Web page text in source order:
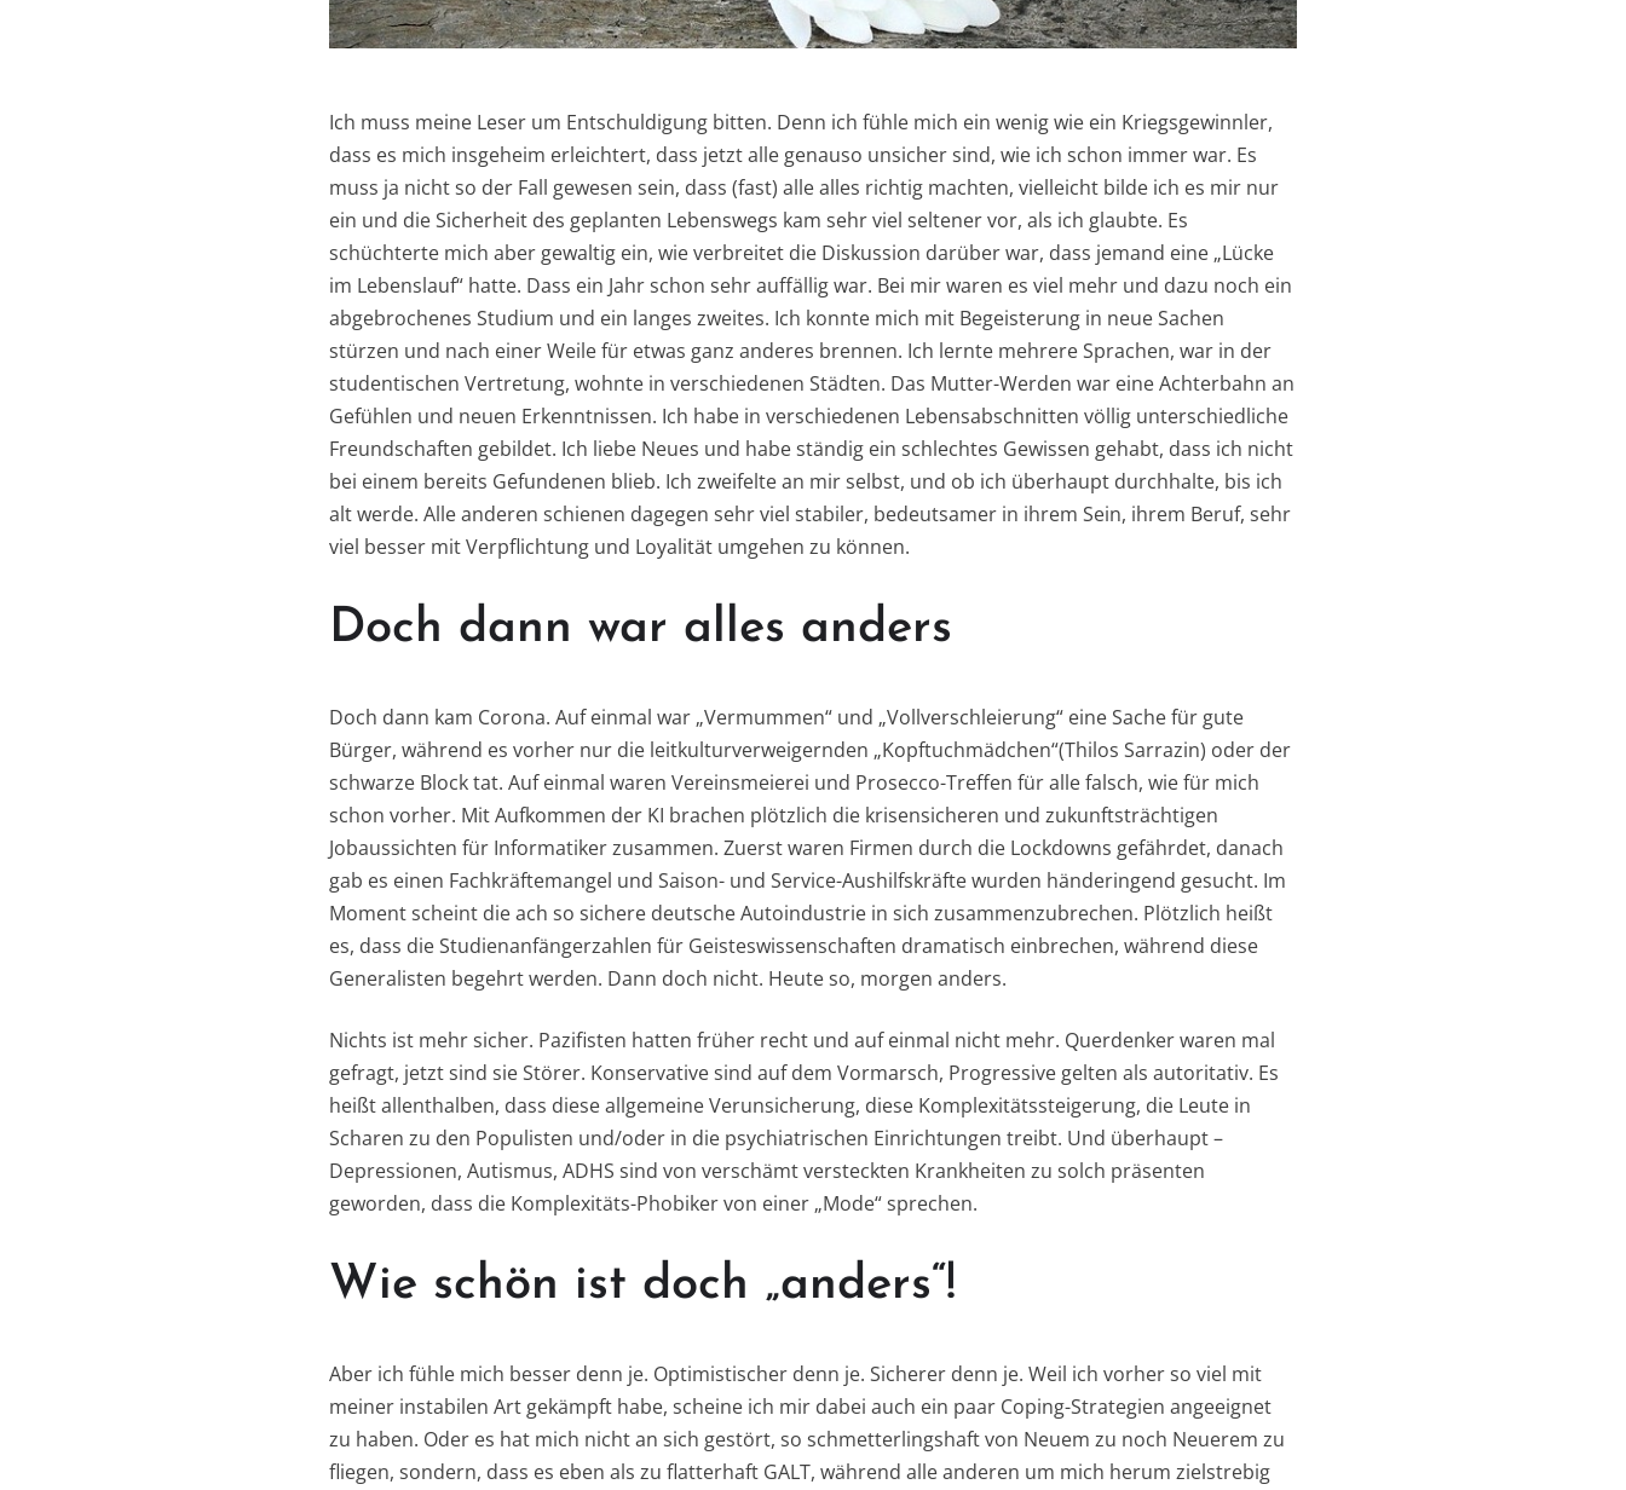
Ich muss meine Leser um Entschuldigung bitten. Denn ich fühle mich ein wenig wie ein Kriegsgewinnler,
dass es mich insgeheim erleichtert, dass jetzt alle genauso unsicher sind, wie ich schon immer war. Es
muss ja nicht so der Fall gewesen sein, dass (fast) alle alles richtig machten, vielleicht bilde ich es mir nur
ein und die Sicherheit des geplanten Lebenswegs kam sehr viel seltener vor, als ich glaubte. Es
schüchterte mich aber gewaltig ein, wie verbreitet die Diskussion darüber war, dass jemand eine „Lücke
im Lebenslauf“ hatte. Dass ein Jahr schon sehr auffällig war. Bei mir waren es viel mehr und dazu noch ein
abgebrochenes Studium und ein langes zweites. Ich konnte mich mit Begeisterung in neue Sachen
stürzen und nach einer Weile für etwas ganz anderes brennen. Ich lernte mehrere Sprachen, war in der
studentischen Vertretung, wohnte in verschiedenen Städten. Das Mutter-Werden war eine Achterbahn an
Gefühlen und neuen Erkenntnissen. Ich habe in verschiedenen Lebensabschnitten völlig unterschiedliche
Freundschaften gebildet. Ich liebe Neues und habe ständig ein schlechtes Gewissen gehabt, dass ich nicht
bei einem bereits Gefundenen blieb. Ich zweifelte an mir selbst, und ob ich überhaupt durchhalte, bis ich
alt werde. Alle anderen schienen dagegen sehr viel stabiler, bedeutsamer in ihrem Sein, ihrem Beruf, sehr
viel besser mit Verpflichtung und Loyalität umgehen zu können.
Doch dann war alles anders
Doch dann kam Corona. Auf einmal war „Vermummen“ und „Vollverschleierung“ eine Sache für gute
Bürger, während es vorher nur die leitkulturverweigernden „Kopftuchmädchen“(Thilos Sarrazin) oder der
schwarze Block tat. Auf einmal waren Vereinsmeierei und Prosecco-Treffen für alle falsch, wie für mich
schon vorher. Mit Aufkommen der KI brachen plötzlich die krisensicheren und zukunftsträchtigen
Jobaussichten für Informatiker zusammen. Zuerst waren Firmen durch die Lockdowns gefährdet, danach
gab es einen Fachkräftemangel und Saison- und Service-Aushilfskräfte wurden händeringend gesucht. Im
Moment scheint die ach so sichere deutsche Autoindustrie in sich zusammenzubrechen. Plötzlich heißt
es, dass die Studienanfängerzahlen für Geisteswissenschaften dramatisch einbrechen, während diese
Generalisten begehrt werden. Dann doch nicht. Heute so, morgen anders.
Nichts ist mehr sicher. Pazifisten hatten früher recht und auf einmal nicht mehr. Querdenker waren mal
gefragt, jetzt sind sie Störer. Konservative sind auf dem Vormarsch, Progressive gelten als autoritativ. Es
heißt allenthalben, dass diese allgemeine Verunsicherung, diese Komplexitätssteigerung, die Leute in
Scharen zu den Populisten und/oder in die psychiatrischen Einrichtungen treibt. Und überhaupt –
Depressionen, Autismus, ADHS sind von verschämt versteckten Krankheiten zu solch präsenten
geworden, dass die Komplexitäts-Phobiker von einer „Mode“ sprechen.
Wie schön ist doch „anders“!
Aber ich fühle mich besser denn je. Optimistischer denn je. Sicherer denn je. Weil ich vorher so viel mit
meiner instabilen Art gekämpft habe, scheine ich mir dabei auch ein paar Coping-Strategien angeeignet
zu haben. Oder es hat mich nicht an sich gestört, so schmetterlingshaft von Neuem zu noch Neuerem zu
fliegen, sondern, dass es eben als zu flatterhaft GALT, während alle anderen um mich herum zielstrebig